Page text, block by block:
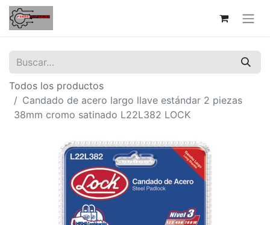
Todos los productos
Candado de acero largo llave estándar 2 piezas
38mm cromo satinado L22L382 LOCK